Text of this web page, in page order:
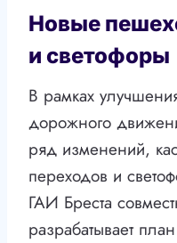
Новые
и светофоры
В рамках
дорожного
ряд изменений,
переходов и
ГАИ Бреста
разрабатывает